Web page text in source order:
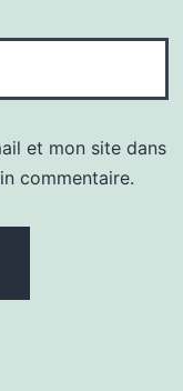
et mon site dans
commentaire.